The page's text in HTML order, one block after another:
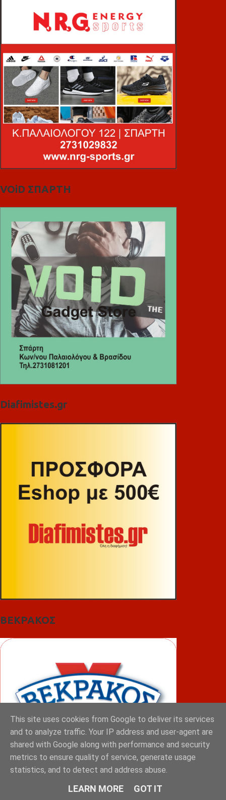
VOiD ΣΠΑΡΤΗ
Diafimistes.gr
ΒΕΚΡΑΚΟΣ
This site uses cookies from Google to deliver its services
and to analyze traffic. Your IP address and user-agent are
shared with Google along with performance and security
metrics to ensure quality of service, generate usage
statistics, and to detect and address abuse.
LEARN MORE GOT IT